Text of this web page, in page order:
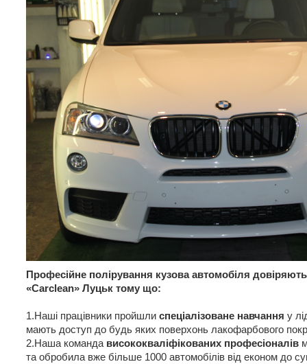
Професійне полірування кузова автомобіля довіряють
«Carclean» Луцьк тому що:
1.Наші працівники пройшли спеціалізоване навчання у
мають доступ до будь яких поверхонь лакофарбового
2.Наша команда висококваліфікованих професіоналів
та обробила вже більше 1000 автомобілів від економ до